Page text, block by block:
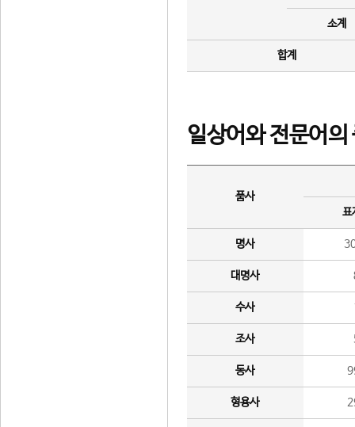
소계
합계
일상어와 전문어의
품사
표
명사
대명사
수사
조사
동사
형용사